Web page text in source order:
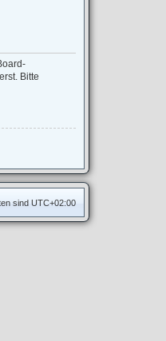
Bitte
sind UTC+02:00